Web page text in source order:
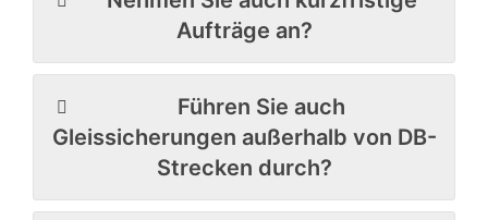
Aufträge an?
Führen Sie auch
Gleissicherungen außerhalb von DB-
Strecken durch?